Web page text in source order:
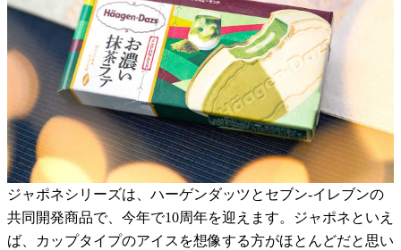
ジャポネシリーズは、ハーゲンダッツとセブン-イレブンの
共同開発商品で、今年で10周年を迎えます。ジャポネといえ
ば、カップタイプのアイスを想像する方がほとんどだと思い